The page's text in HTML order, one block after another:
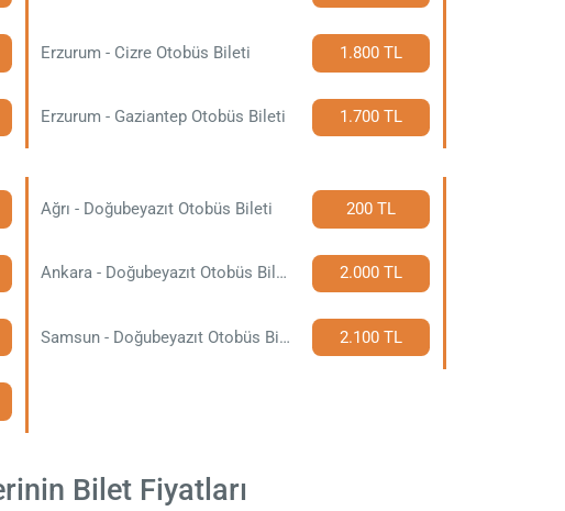
Erzurum - Cizre Otobüs Bileti 1.800 TL
Erzurum - Gaziantep Otobüs Bileti 1.700 TL
Ağrı - Doğubeyazıt Otobüs Bileti 200 TL
Ankara - Doğubeyazıt Otobüs Bileti 2.000 TL
Samsun - Doğubeyazıt Otobüs Bileti 2.100 TL
Bilet Fiyatları